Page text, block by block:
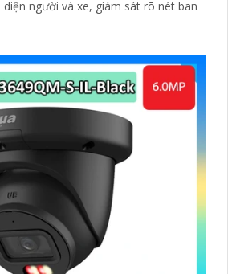
diện người và xe, giám sát rõ nét ban